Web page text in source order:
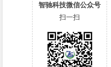
智驰科技微信公众号
扫一扫